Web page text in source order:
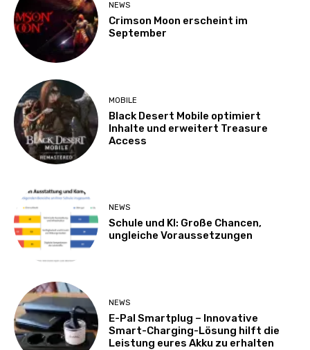
NEWS
Crimson Moon erscheint im
September
MOBILE
Black Desert Mobile optimiert
Inhalte und erweitert Treasure
Access
NEWS
Schule und KI: Große Chancen,
ungleiche Voraussetzungen
NEWS
E-Pal Smartplug – Innovative
Smart-Charging-Lösung hilft die
Leistung eures Akku zu erhalten